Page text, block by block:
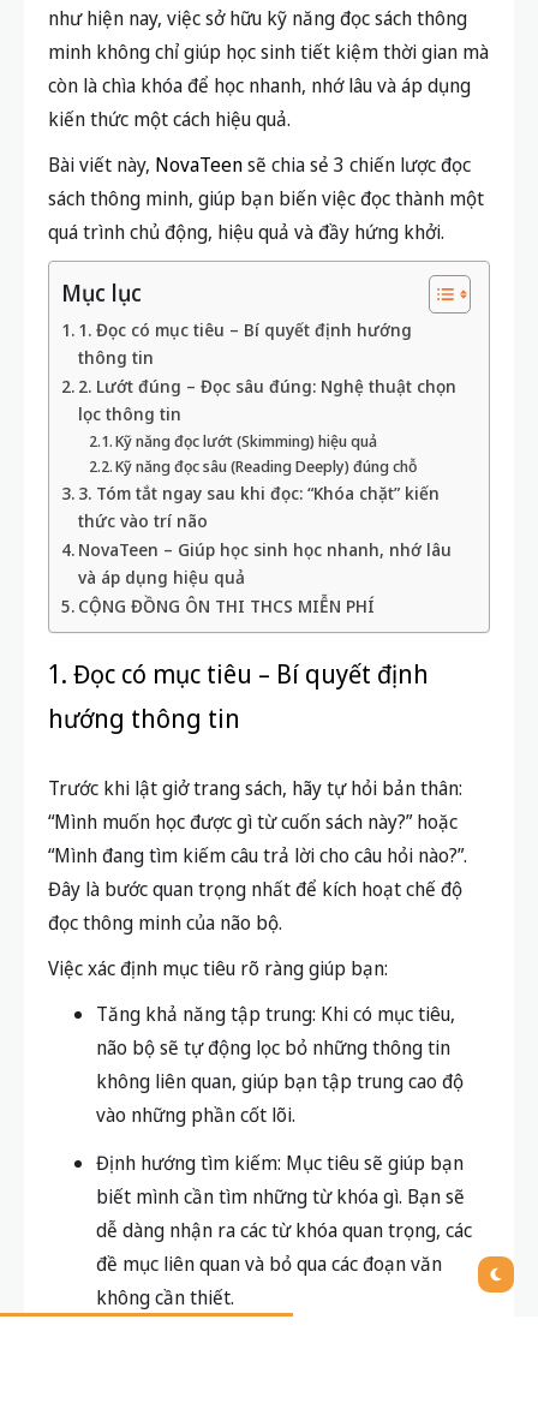
như hiện nay, việc sở hữu kỹ năng đọc sách thông
minh không chỉ giúp học sinh tiết kiệm thời gian mà
còn là chìa khóa để học nhanh, nhớ lâu và áp dụng
kiến thức một cách hiệu quả.
Bài viết này, NovaTeensẽ chia sẻ 3 chiến lược đọc
sách thông minh, giúp bạn biến việc đọc thành một
quá trình chủ động, hiệu quả và đầy hứng khởi.
Mục lục
1. Đọc có mục tiêu – Bí quyết định hướng
thông tin
2. Lướt đúng – Đọc sâu đúng: Nghệ thuật chọn
lọc thông tin
Kỹ năng đọc lướt (Skimming) hiệu quả
Kỹ năng đọc sâu (Reading Deeply) đúng chỗ
3. Tóm tắt ngay sau khi đọc: “Khóa chặt” kiến
thức vào trí não
NovaTeen – Giúp học sinh học nhanh, nhớ lâu
và áp dụng hiệu quả
CỘNG ĐỒNG ÔN THI THCS MIỄN PHÍ
1. Đọc có mục tiêu – Bí quyết định
hướng thông tin
Trước khi lật giở trang sách, hãy tự hỏi bản thân:
“Mình muốn học được gì từ cuốn sách này?” hoặc
“Mình đang tìm kiếm câu trả lời cho câu hỏi nào?”.
Đây là bước quan trọng nhất để kích hoạt chế độ
đọc thông minh của não bộ.
Việc xác định mục tiêu rõ ràng giúp bạn:
Tăng khả năng tập trung: Khi có mục tiêu,
não bộ sẽ tự động lọc bỏ những thông tin
không liên quan, giúp bạn tập trung cao độ
vào những phần cốt lõi.
Định hướng tìm kiếm: Mục tiêu sẽ giúp bạn
biết mình cần tìm những từ khóa gì. Bạn sẽ
dễ dàng nhận ra các từ khóa quan trọng, các
đề mục liên quan và bỏ qua các đoạn văn
không cần thiết.